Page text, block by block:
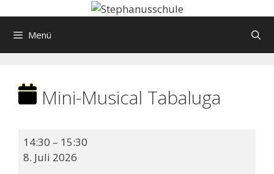
Inhalt Menü
Mini-Musical Tabaluga
Mini-
Musical
Tabaluga
14:30 – 15:30
8. Juli 2026